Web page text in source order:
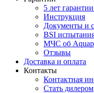
5 лет
Инструкция
Документы и
BSI
МЧС об
Отзывы
Доставка и оплата
Контакты
Контактная
Стать дилером